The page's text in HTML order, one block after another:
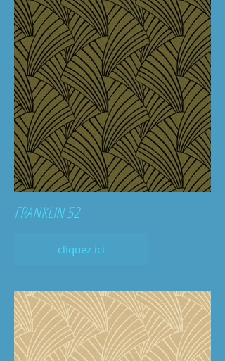
FRANKLIN 52
cliquez ici